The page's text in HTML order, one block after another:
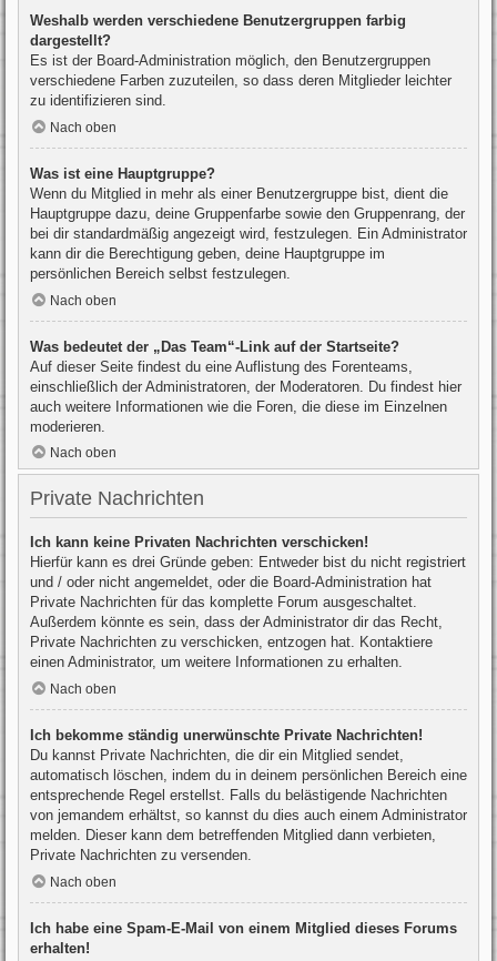
Weshalb werden verschiedene Benutzergruppen farbig
dargestellt?
Es ist der Board-Administration möglich, den Benutzergruppen
verschiedene Farben zuzuteilen, so dass deren Mitglieder leichter
zu identifizieren sind.
Nach oben
Was ist eine Hauptgruppe?
Wenn du Mitglied in mehr als einer Benutzergruppe bist, dient die
Hauptgruppe dazu, deine Gruppenfarbe sowie den Gruppenrang, der
bei dir standardmäßig angezeigt wird, festzulegen. Ein Administrator
kann dir die Berechtigung geben, deine Hauptgruppe im
persönlichen Bereich selbst festzulegen.
Nach oben
Was bedeutet der „Das Team“-Link auf der Startseite?
Auf dieser Seite findest du eine Auflistung des Forenteams,
einschließlich der Administratoren, der Moderatoren. Du findest hier
auch weitere Informationen wie die Foren, die diese im Einzelnen
moderieren.
Nach oben
Private Nachrichten
Ich kann keine Privaten Nachrichten verschicken!
Hierfür kann es drei Gründe geben: Entweder bist du nicht registriert
und / oder nicht angemeldet, oder die Board-Administration hat
Private Nachrichten für das komplette Forum ausgeschaltet.
Außerdem könnte es sein, dass der Administrator dir das Recht,
Private Nachrichten zu verschicken, entzogen hat. Kontaktiere
einen Administrator, um weitere Informationen zu erhalten.
Nach oben
Ich bekomme ständig unerwünschte Private Nachrichten!
Du kannst Private Nachrichten, die dir ein Mitglied sendet,
automatisch löschen, indem du in deinem persönlichen Bereich eine
entsprechende Regel erstellst. Falls du belästigende Nachrichten
von jemandem erhältst, so kannst du dies auch einem Administrator
melden. Dieser kann dem betreffenden Mitglied dann verbieten,
Private Nachrichten zu versenden.
Nach oben
Ich habe eine Spam-E-Mail von einem Mitglied dieses Forums
erhalten!